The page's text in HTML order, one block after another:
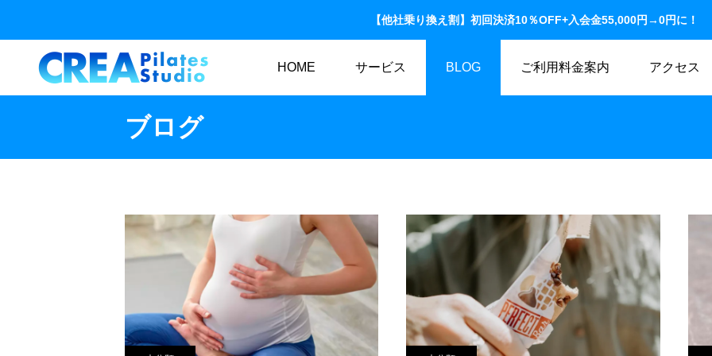
【他社乗り換え割】初回決済10％OFF+入会金55,000円→0円に！
HOME サービス BLOG ご利用料金案内 アクセス
ブログ